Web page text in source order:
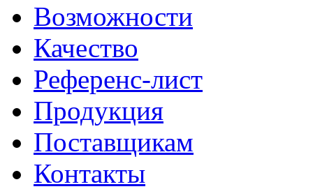
Возможности
Качество
Референс-лист
Продукция
Поставщикам
Контакты